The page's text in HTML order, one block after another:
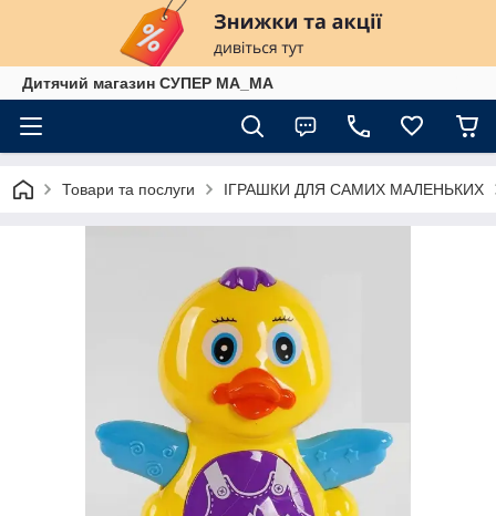
Дитячий магазин СУПЕР МА_МА
Товари та послуги ІГРАШКИ ДЛЯ САМИХ МАЛЕНЬКИХ